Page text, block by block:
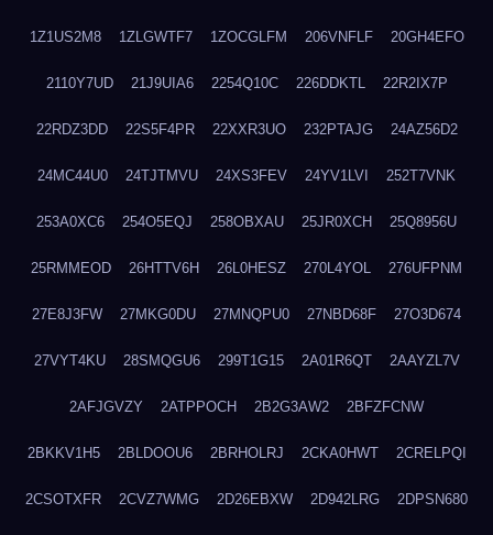
1Z1US2M8 1ZLGWTF7 1ZOCGLFM 206VNFLF 20GH4EFO
2110Y7UD 21J9UIA6 2254Q10C 226DDKTL 22R2IX7P
22RDZ3DD 22S5F4PR 22XXR3UO 232PTAJG 24AZ56D2
24MC44U0 24TJTMVU 24XS3FEV 24YV1LVI 252T7VNK
253A0XC6 254O5EQJ 258OBXAU 25JR0XCH 25Q8956U
25RMMEOD 26HTTV6H 26L0HESZ 270L4YOL 276UFPNM
27E8J3FW 27MKG0DU 27MNQPU0 27NBD68F 27O3D674
27VYT4KU 28SMQGU6 299T1G15 2A01R6QT 2AAYZL7V
2AFJGVZY 2ATPPOCH 2B2G3AW2 2BFZFCNW
2BKKV1H5 2BLDOOU6 2BRHOLRJ 2CKA0HWT 2CRELPQI
2CSOTXFR 2CVZ7WMG 2D26EBXW 2D942LRG 2DPSN680